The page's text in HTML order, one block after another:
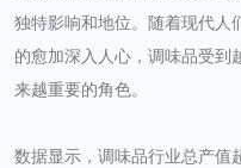
独特影响和地位。随着现代人
的愈加深入人心，调味品受到
来越重要的角色。
数据显示，调味品行业总产值